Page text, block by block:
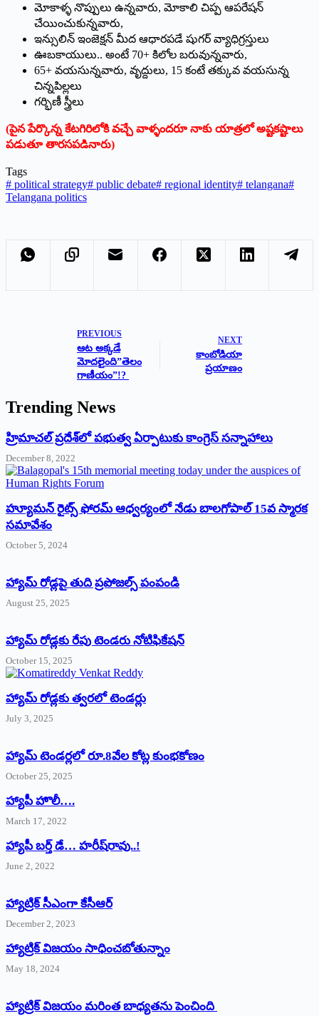
మోకాళ్ళ నొప్పులు ఉన్నవారు, మోకాలి చిప్ప ఆపరేషన్
చేయించుకున్నవారు,
ఇన్సులిన్ ఇంజెక్షన్ మీద ఆధారపడే షుగర్ వ్యాధిగ్రస్తులు
ఊబకాయులు.. అంటే 70+ కిలోల బరువున్నవారు,
65+ వయసున్నవారు, వృద్దులు, 15 కంటే తక్కువ వయసున్న
చిన్నపిల్లలు
గర్భిణీ స్త్రీలు
(పైన పేర్కొన్న కేటగిరిలోకి వచ్చే వాళ్ళందరూ నాకు యాత్రలో అష్టకష్టాలు
పడుతూ తారసపడినారు)
Tags
# political strategy# public debate# regional identity# telangana#
Telangana politics
PREVIOUS
ఆట అక్కడే
మోదలైంది”తెలం
గాణీయం”!?
NEXT
కాంబోడియా
ప్రయాణం
Trending News
‌హ్రిమాచల్‌ ‌ప్రదేశ్‌లో పభుత్వ ఏర్పాటుకు కాంగ్రెస్‌ ‌సన్నాహాలు
December 8, 2022
హ్యూమన్‌ రైట్స్‌ ఫోరమ్‌ ఆధ్వర్యంలో నేడు బాలగోపాల్‌ 15వ స్మారక
సమావేశం
October 5, 2024
హ్యామ్‌ రోడ్లపై తుది ప్రపోజల్స్‌ పంపండి
August 25, 2025
హ్యామ్‌ రోడ్లకు రేపు టెండరు నోటిఫికేషన్‌
October 15, 2025
హ్యామ్‌ రోడ్లకు త్వరలో టెండర్లు
July 3, 2025
హ్యామ్‌ ‌టెండర్లలో రూ.8వేల కోట్ల కుంభకోణం
October 25, 2025
హ్యాపీ హొలీ….
March 17, 2022
హ్యాపీ బర్త్ ‌డే… హరీష్‌రావు..!
June 2, 2022
హ్యాట్రిక్‌ ‌సీఎంగా కేసీఆర్‌
December 2, 2023
హ్యాట్రిక్‌ విజయం సాధించబోతున్నాం
May 18, 2024
హ్యాట్రిక్ విజయం మరింత బాధ్యతను పెంచింది